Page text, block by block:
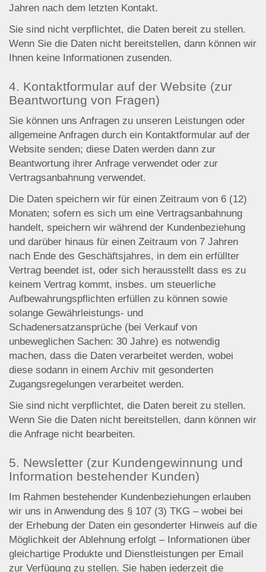
Jahren nach dem letzten Kontakt.
Sie sind nicht verpflichtet, die Daten bereit zu stellen.
Wenn Sie die Daten nicht bereitstellen, dann können wir
Ihnen keine Informationen zusenden.
4. Kontaktformular auf der Website (zur
Beantwortung von Fragen)
Sie können uns Anfragen zu unseren Leistungen oder
allgemeine Anfragen durch ein Kontaktformular auf der
Website senden; diese Daten werden dann zur
Beantwortung ihrer Anfrage verwendet oder zur
Vertragsanbahnung verwendet.
Die Daten speichern wir für einen Zeitraum von 6 (12)
Monaten; sofern es sich um eine Vertragsanbahnung
handelt, speichern wir während der Kundenbeziehung
und darüber hinaus für einen Zeitraum von 7 Jahren
nach Ende des Geschäftsjahres, in dem ein erfüllter
Vertrag beendet ist, oder sich herausstellt dass es zu
keinem Vertrag kommt, insbes. um steuerliche
Aufbewahrungspflichten erfüllen zu können sowie
solange Gewährleistungs- und
Schadenersatzansprüche (bei Verkauf von
unbeweglichen Sachen: 30 Jahre) es notwendig
machen, dass die Daten verarbeitet werden, wobei
diese sodann in einem Archiv mit gesonderten
Zugangsregelungen verarbeitet werden.
Sie sind nicht verpflichtet, die Daten bereit zu stellen.
Wenn Sie die Daten nicht bereitstellen, dann können wir
die Anfrage nicht bearbeiten.
5. Newsletter (zur Kundengewinnung und
Information bestehender Kunden)
Im Rahmen bestehender Kundenbeziehungen erlauben
wir uns in Anwendung des § 107 (3) TKG – wobei bei
der Erhebung der Daten ein gesonderter Hinweis auf die
Möglichkeit der Ablehnung erfolgt – Informationen über
gleichartige Produkte und Dienstleistungen per Email
zur Verfügung zu stellen. Sie haben jederzeit die